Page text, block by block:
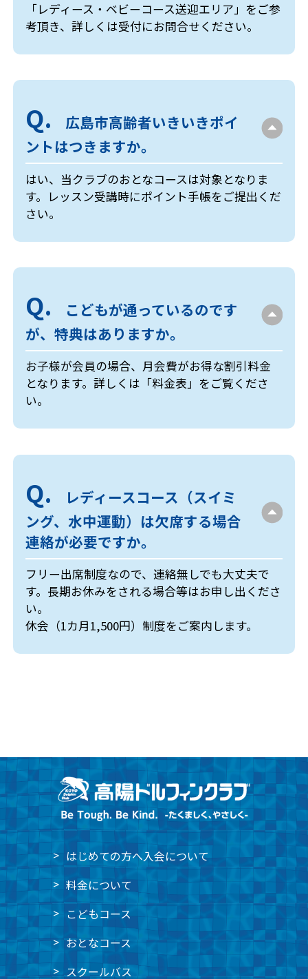
「レディース・ベビーコース送迎エリア」をご参
考頂き、詳しくは受付にお問合せください。
広島市高齢者いきいきポイ
ントはつきますか。
はい、当クラブのおとなコースは対象となりま
す。レッスン受講時にポイント手帳をご提出くだ
さい。
こどもが通っているのです
が、特典はありますか。
お子様が会員の場合、月会費がお得な割引料金
となります。詳しくは「料金表」をご覧くださ
い。
レディースコース（スイミ
ング、水中運動）は欠席する場合
連絡が必要ですか。
フリー出席制度なので、連絡無しでも大丈夫で
す。長期お休みをされる場合等はお申し出くださ
い。
休会（1カ月1,500円）制度をご案内します。
はじめての方へ入会について
料金について
こどもコース
おとなコース
スクールバス